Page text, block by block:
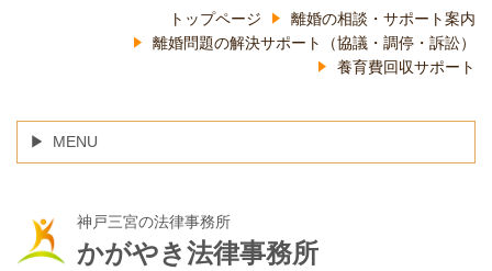
トップページ
離婚の相談・サポート案内
離婚問題の解決サポート（協議・調停・訴訟）
養育費回収サポート
MENU
神戸三宮の法律事務所
かがやき法律事務所